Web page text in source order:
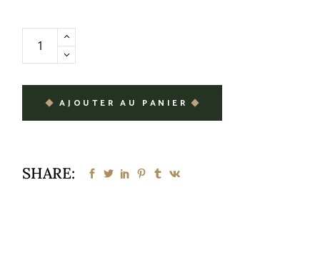
AJOUTER AU PANIER
SHARE: